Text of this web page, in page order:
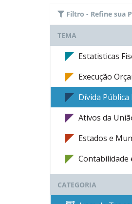
Filtro - Refine sua
TEMA
Estatisticas
Execução
Dívida Pública
Ativos da
Estados e
Contabilidade
CATEGORIA